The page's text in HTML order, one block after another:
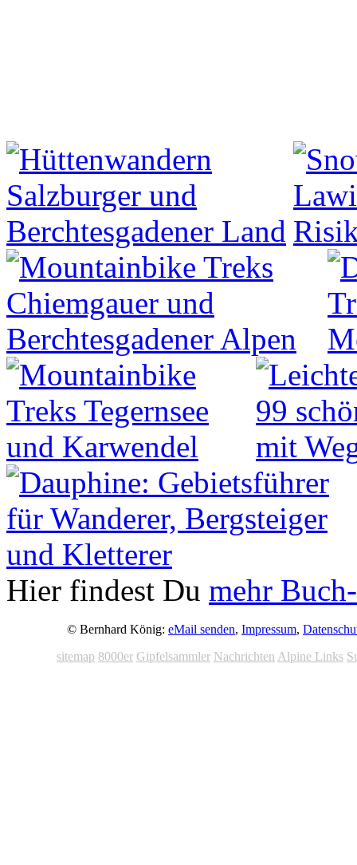
Hier findest Du mehr
© Bernhard König: eMail senden, Impressum,
sitemap 8000er Gipfelsammler Nachrichten Alpine Links